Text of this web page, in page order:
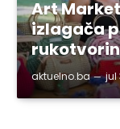
Art
izlagača
aktuelno.ba jul